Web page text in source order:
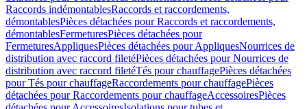
Raccords indémontablesRaccords et raccordements,
démontablesPièces détachées pour Raccords et raccordements,
démontablesFermeturesPièces détachées pour
FermeturesAppliquesPièces détachées pour AppliquesNourrices de
distribution avec raccord filetéPièces détachées pour Nourrices de
distribution avec raccord filetéTés pour chauffagePièces détachées
pour Tés pour chauffageRaccordements pour chauffagePièces
détachées pour Raccordements pour chauffageAccessoiresPièces